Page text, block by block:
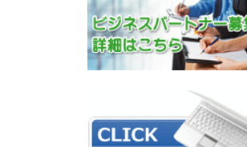
生命保険見直し相談会in埼玉県川越市
会場：川越西文化会館
生命保険見直し相談会in埼玉県さいたま市
生命保険見直し相談会in埼玉県川越市
会場：川越市市民会館